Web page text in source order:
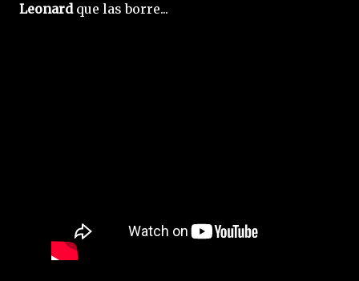
Leonardque las borre...